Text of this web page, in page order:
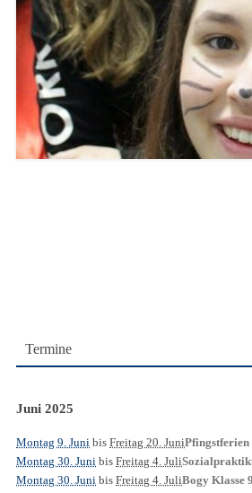
Termine
Juni 2025
Montag 9. Juni bis Freitag 20. JuniPfingstferien
Montag 30. Juni bis Freitag 4. Juli
Montag 30. Juni bis Freitag 4. JuliBogy Klasse 9